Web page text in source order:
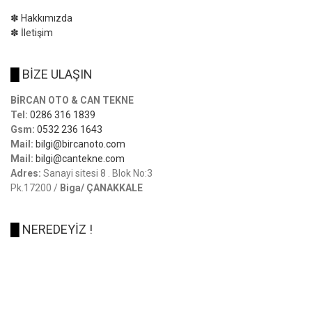
✽ Hakkımızda
✽ İletişim
BİZE ULAŞIN
BİRCAN OTO & CAN TEKNE
Tel: 0286 316 1839
Gsm: 0532 236 1643
Mail: bilgi@bircanoto.com
Mail: bilgi@cantekne.com
Adres: Sanayi sitesi 8 . Blok No:3
Pk.17200 / Biga/ ÇANAKKALE
NEREDEYİZ !